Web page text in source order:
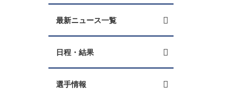
最新ニュース一覧
日程・結果
選手情報